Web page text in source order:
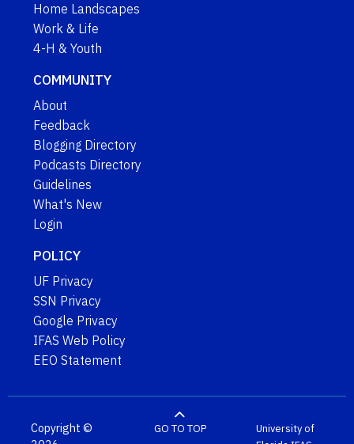
Home Landscapes
Work & Life
4-H & Youth
COMMUNITY
About
Feedback
Blogging Directory
Podcasts Directory
Guidelines
What's New
Login
POLICY
UF Privacy
SSN Privacy
Google Privacy
IFAS Web Policy
EEO Statement
Copyright ©
GO TO TOP
University of